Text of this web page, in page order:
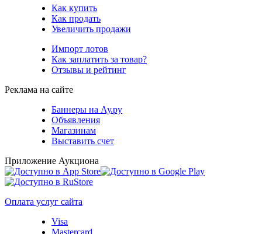
Как купить
Как продать
Увеличить продажи
Импорт лотов
Как заплатить за товар?
Отзывы и рейтинг
Реклама на сайте
Баннеры на Ау.ру
Объявления
Магазинам
Выставить счет
Приложение Аукциона
Оплата услуг сайта
Visa